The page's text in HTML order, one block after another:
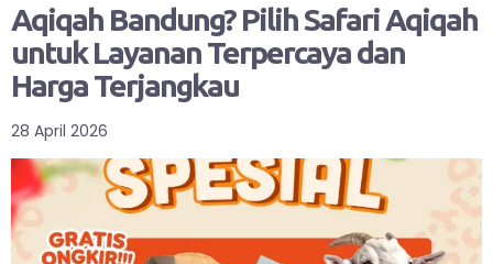
Aqiqah Bandung? Pilih Safari Aqiqah
untuk Layanan Terpercaya dan
Harga Terjangkau
28 April 2026